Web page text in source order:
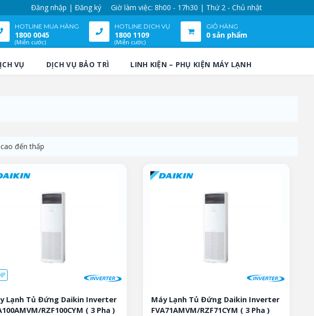
Đăng nhập | Đăng ký Giờ làm việc: 8h00 - 17h30 | Thứ 2 - Chủ nhật
HOTLINE MUA HÀNG
1800 0045
(Miễn cước)
HOTLINE DỊCH VỤ
1800 1109
(Miễn cước)
GIỎ HÀNG
0 sản phẩm
VỤ DỊCH VỤ BẢO TRÌ LINH KIỆN – PHỤ KIỆN MÁY LẠNH
đến thấp
Lạnh Tủ Đứng Daikin Inverter
RZF100CYM ( 3 Pha )
Máy Lạnh Tủ Đứng Daikin Inverter
FVA71AMVM/RZF71CYM ( 3 Pha )